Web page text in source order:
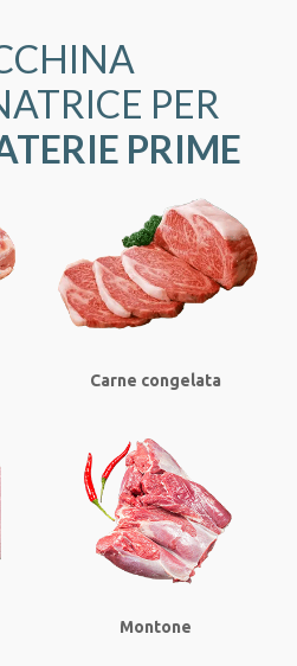
PER
PRIME
Carne congelata
Montone